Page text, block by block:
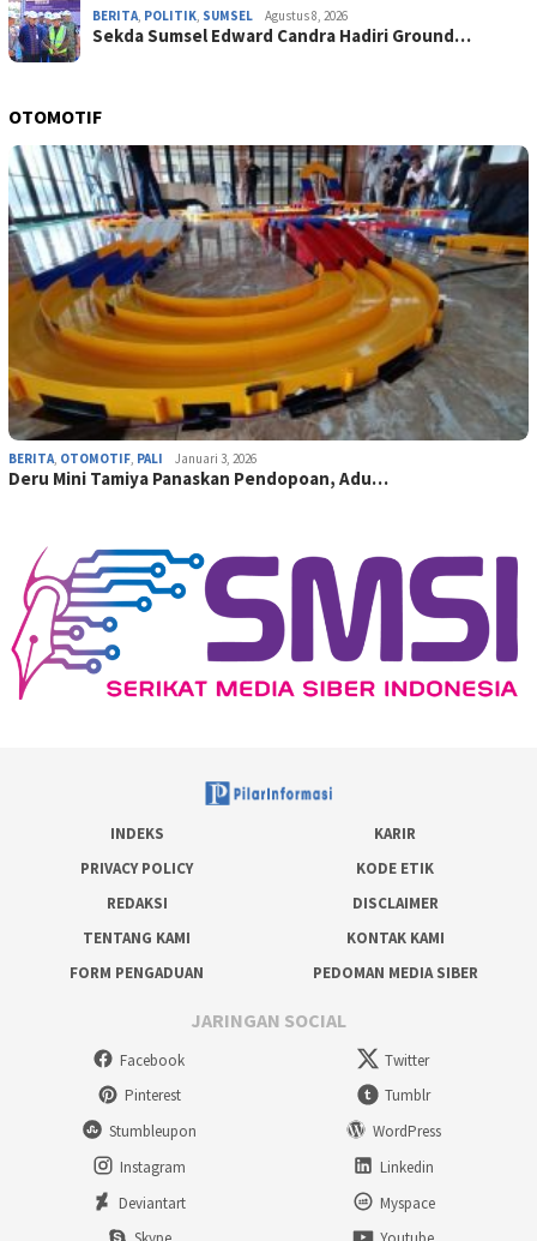
BERITA, POLITIK, SUMSEL Agustus 8, 2026
Sekda Sumsel Edward Candra Hadiri Ground…
OTOMOTIF
BERITA, OTOMOTIF, PALI Januari 3, 2026
Deru Mini Tamiya Panaskan Pendopoan, Adu…
INDEKS
KARIR
PRIVACY POLICY
KODE ETIK
REDAKSI
DISCLAIMER
TENTANG KAMI
KONTAK KAMI
FORM PENGADUAN
PEDOMAN MEDIA SIBER
JARINGAN SOCIAL
Facebook
Twitter
Pinterest
Tumblr
Stumbleupon
WordPress
Instagram
Linkedin
Deviantart
Myspace